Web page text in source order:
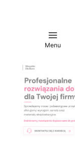
Menu